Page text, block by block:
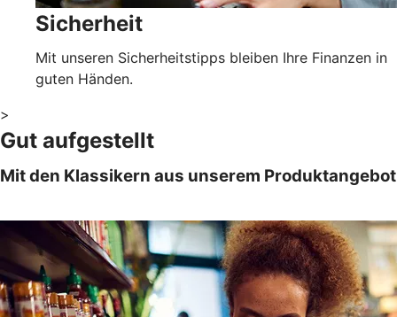
Sicherheit
Mit unseren Sicherheitstipps bleiben Ihre Finanzen in
guten Händen.
>
Gut aufgestellt
Mit den Klassikern aus unserem Produktangebot